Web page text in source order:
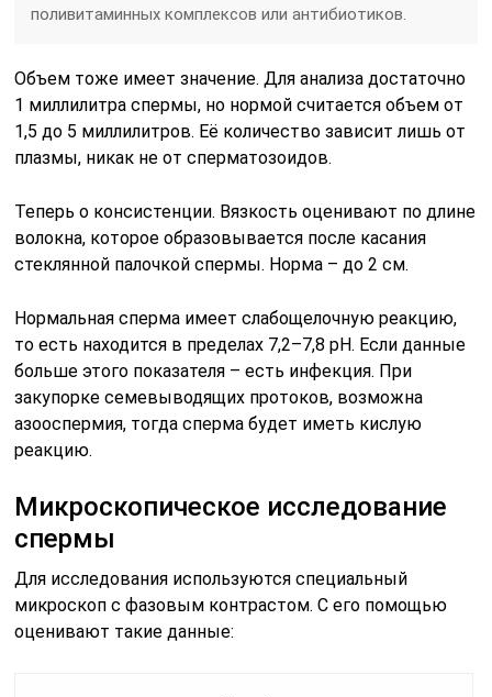
поливитаминных комплексов или антибиотиков.
Объем тоже имеет значение. Для анализа достаточно
1 миллилитра спермы, но нормой считается объем от
1,5 до 5 миллилитров. Её количество зависит лишь от
плазмы, никак не от сперматозоидов.
Теперь о консистенции. Вязкость оценивают по длине
волокна, которое образовывается после касания
стеклянной палочкой спермы. Норма – до 2 см.
Нормальная сперма имеет слабощелочную реакцию,
то есть находится в пределах 7,2–7,8 pH. Если данные
больше этого показателя – есть инфекция. При
закупорке семевыводящих протоков, возможна
азооспермия, тогда сперма будет иметь кислую
реакцию.
Микроскопическое исследование
спермы
Для исследования используются специальный
микроскоп с фазовым контрастом. С его помощью
оценивают такие данные: